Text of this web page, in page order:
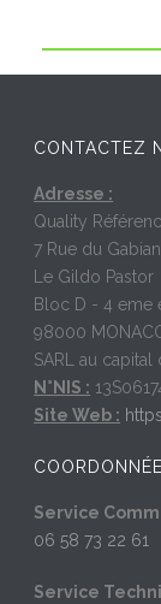
CONTACTEZ
Adresse :
Quality
7 Rue du Gabian
Le Gildo Pastor
Bloc D - 4 eme
98000
SARL au
N°NIS :
Site Web :
Service
06 58 73 22 61
Service